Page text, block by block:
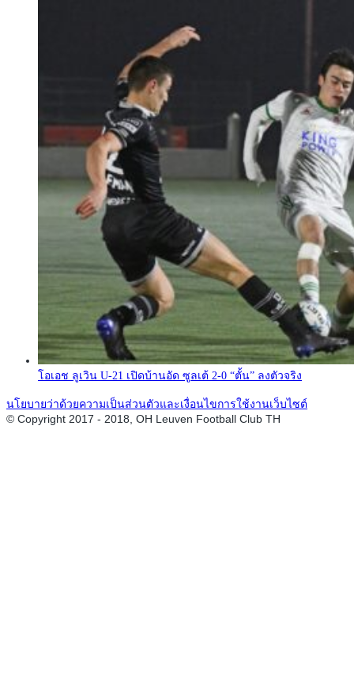
โอเอช ลูเวิน U-21 เปิดบ้านอัด ซูลเต้ 2-0 “ตั้น” ลงตัวจริง
นโยบายว่าด้วยความเป็นส่วนตัวและเงื่อนไขการใช้งานเว็บไซต์
© Copyright 2017 - 2018, OH Leuven Football Club TH